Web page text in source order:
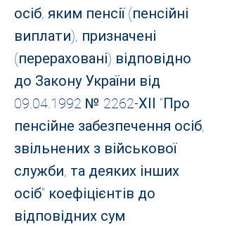
осіб, яким пенсії (пенсійні
виплати), призначені
(перераховані) відповідно
до Закону України від
09.04.1992 № 2262-ХІІ "Про
пенсійне забезпечення осіб,
звільнених з військової
служби, та деяких інших
осіб" коефіцієнтів до
відповідних сум